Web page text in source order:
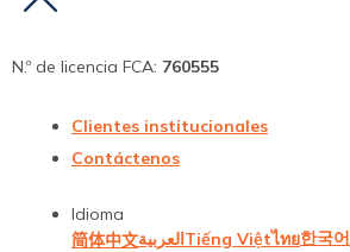
N.º de licencia FCA: 760555
Clientes institucionales
Contáctenos
Idioma
简体中文العربيةTiếng Việtไทย한국어